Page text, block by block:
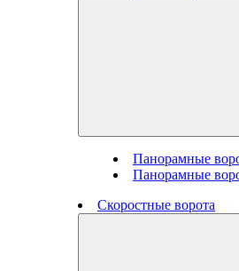
Панорамные
Панорамные
Скоростные ворота